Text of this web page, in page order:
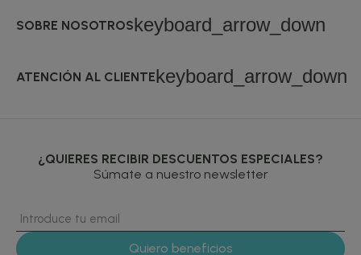
SOBRE NOSOTROSkeyboard_arrow_down
ATENCIÓN AL CLIENTEkeyboard_arrow_down
¿QUIERES RECIBIR DESCUENTOS ESPECIALES?
Súmate a nuestro newsletter